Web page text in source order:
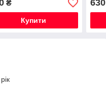
₴
Купити
630